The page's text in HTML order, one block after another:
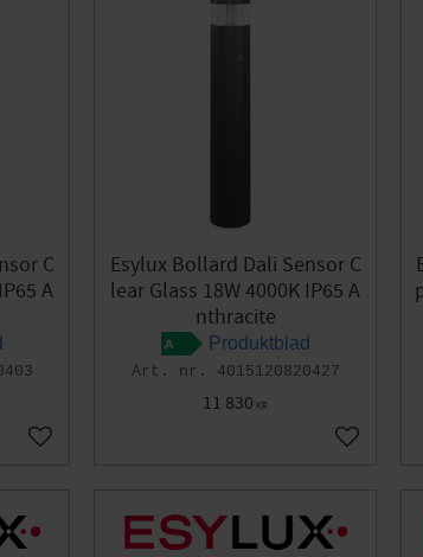
C
A
Add to favorites
Esylux Bollard Dali Sensor C
lear Glass 18W 4000K IP65 A
nthracite
Produktblad
4015120820427
11 830 KR
Add to